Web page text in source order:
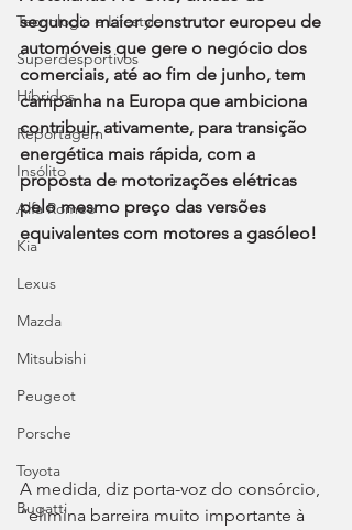
Tecnologia e Lifestyle
Superdesportivos
Híbridos
Reportagem
Insólito
Alfa Romeo
Kia
Lexus
Mazda
Mitsubishi
Peugeot
Porsche
Toyota
Bugatti
segundo maior construtor europeu de
automóveis que gere o negócio dos
comerciais, até ao fim de junho, tem
campanha na Europa que ambiciona
contribuir, ativamente, para transição
energética mais rápida, com a
proposta de motorizações elétricas
pelo mesmo preço das versões
equivalentes com motores a gasóleo!
A medida, diz porta-voz do consórcio,
“elimina barreira muito importante à